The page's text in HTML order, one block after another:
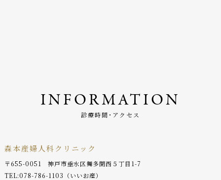
INFORMATION
診療時間･アクセス
森本産婦人科クリニック
〒655-0051 神戸市垂水区舞多聞西５丁目1-7
TEL:078-786-1103 （いいお産）